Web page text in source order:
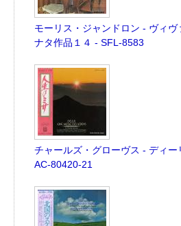
モーリス・ジャンドロン - ヴィヴ
ナタ作品１４ - SFL-8583
チャールズ・グローヴス - ディ
AC-80420-21